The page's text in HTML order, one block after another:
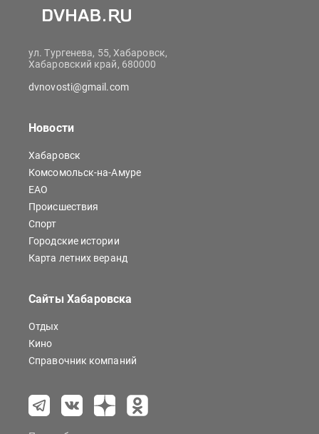
ул. Тургенева, 55, Хабаровск,
Хабаровский край, 680000
dvnovosti@gmail.com
Новости
Хабаровск
Комсомольск-на-Амуре
ЕАО
Происшествия
Спорт
Городские истории
Карта летних веранд
Сайты Хабаровска
Отдых
Кино
Справочник компаний